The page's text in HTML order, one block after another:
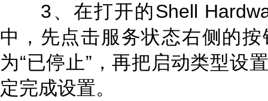
3、在打开的Shell
中，先点击服务状态右侧的按
为“已停止”，再把启动类型设
定完成设置。